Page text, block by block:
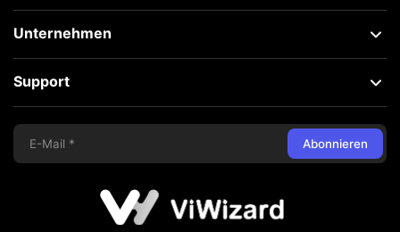
Unternehmen
Support
Abonnieren